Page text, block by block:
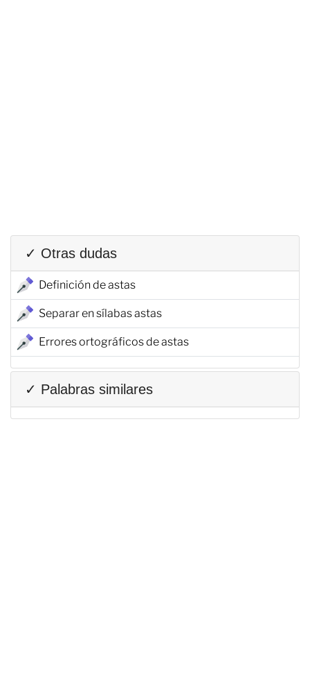
✓ Otras dudas
Definición de astas
Separar en sílabas astas
Errores ortográficos de astas
✓ Palabras similares